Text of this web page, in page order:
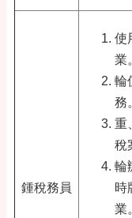
鍾稅務員
使
業
輪
務
重
稅
輪
時
業